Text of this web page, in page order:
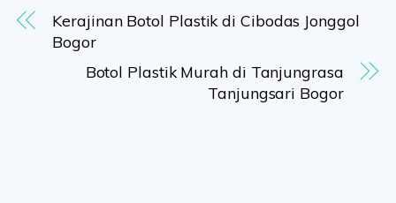
Kerajinan Botol Plastik di Cibodas Jonggol
Bogor
Botol Plastik Murah di Tanjungrasa
Tanjungsari Bogor